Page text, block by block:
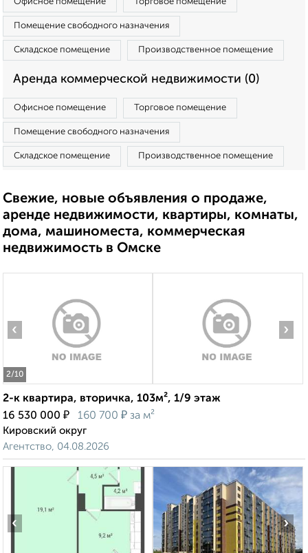
Помещение свободного назначения
Складское помещение Производственное помещение
Аренда коммерческой недвижимости (0)
Офисное помещение Торговое помещение
Помещение свободного назначения
Складское помещение Производственное помещение
Свежие, новые объявления о продаже,
аренде недвижимости, квартиры, комнаты,
дома, машиноместа, коммерческая
недвижимость в Омске
2/10
‹ ›
2-к квартира, вторичка, 103м², 1/9 этаж
16 530 000 ₽ 160 700 ₽ за м²
Кировский округ
Агентство, 04.08.2026
‹ ›